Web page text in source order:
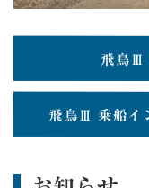
飛鳥Ⅲ
飛鳥Ⅲ 乗船イ